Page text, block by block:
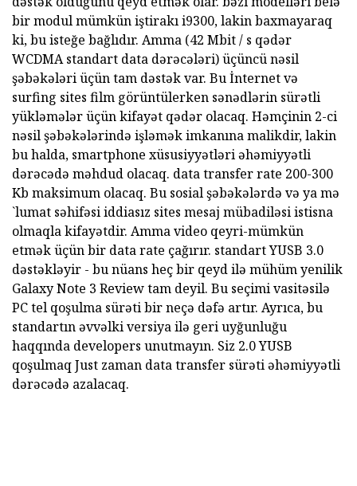
bir modul mümkün iştirakı i9300, lakin baxmayaraq
ki, bu isteğe bağlıdır. Amma (42 Mbit / s qədər
WCDMA standart data dərəcələri) üçüncü nəsil
şəbəkələri üçün tam dəstək var. Bu İnternet və
surfing sites film görüntülerken sənədlərin sürətli
yükləmələr üçün kifayət qədər olacaq. Həmçinin 2-ci
nəsil şəbəkələrində işləmək imkanına malikdir, lakin
bu halda, smartphone xüsusiyyətləri əhəmiyyətli
dərəcədə məhdud olacaq. data transfer rate 200-300
Kb maksimum olacaq. Bu sosial şəbəkələrdə və ya mə
`lumat səhifəsi iddiasız sites mesaj mübadiləsi istisna
olmaqla kifayətdir. Amma video qeyri-mümkün
etmək üçün bir data rate çağırır. standart YUSB 3.0
dəstəkləyir - bu nüans heç bir qeyd ilə mühüm yenilik
Galaxy Note 3 Review tam deyil. Bu seçimi vasitəsilə
PC tel qoşulma sürəti bir neçə dəfə artır. Ayrıca, bu
standartın əvvəlki versiya ilə geri uyğunluğu
haqqında developers unutmayın. Siz 2.0 YUSB
qoşulmaq Just zaman data transfer sürəti əhəmiyyətli
dərəcədə azalacaq.